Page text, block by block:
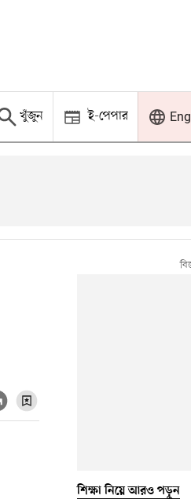
খুঁজুন ই-পেপার Eng
শিক্ষা নিয়ে আরও পড়ুন